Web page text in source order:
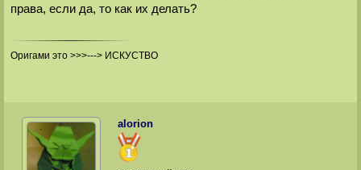
права, если да, то как их делать?
Оригами это >>>---> ИСКУСТВО
alorion